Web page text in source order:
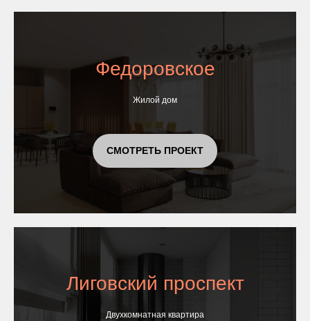
Федоровское
Жилой дом
СМОТРЕТЬ ПРОЕКТ
Лиговский проспект
Двухкомнатная квартира